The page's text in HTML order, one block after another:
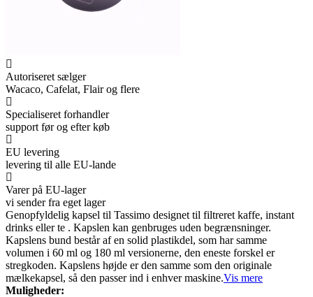
Autoriseret sælger
Wacaco, Cafelat, Flair og flere
Specialiseret forhandler
support før og efter køb
EU levering
levering til alle EU-lande
Varer på EU-lager
vi sender fra eget lager
Genopfyldelig kapsel til Tassimo designet til filtreret kaffe, instant
drinks eller te . Kapslen kan genbruges uden begrænsninger.
Kapslens bund består af en solid plastikdel, som har samme
volumen i 60 ml og 180 ml versionerne, den eneste forskel er
stregkoden. Kapslens højde er den samme som den originale
mælkekapsel, så den passer ind i enhver maskine.Vis mere
Muligheder: